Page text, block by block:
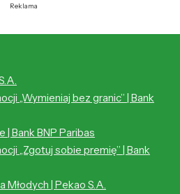
Reklama
„Wymieniaj bez granic” | Bank
Bank BNP Paribas
„Zgotuj sobie premię” | Bank
| Pekao S.A.